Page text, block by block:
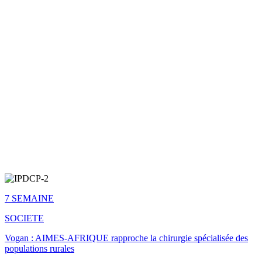
7 SEMAINE
SOCIETE
Vogan : AIMES-AFRIQUE rapproche la chirurgie spécialisée des
populations rurales